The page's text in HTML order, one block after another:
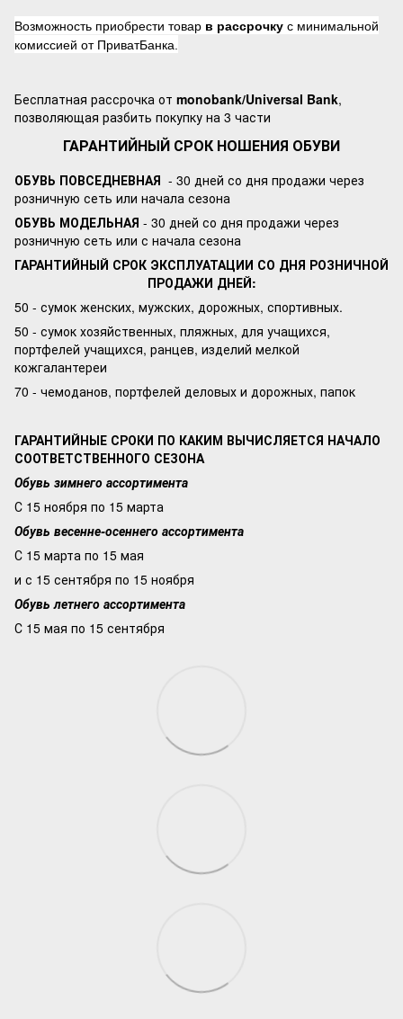
Возможность приобрести товар в рассрочку с минимальной
комиссией от ПриватБанка.
Бесплатная рассрочка от monobank/Universal Bank,
позволяющая разбить покупку на 3 части
ГАРАНТИЙНЫЙ СРОК НОШЕНИЯ ОБУВИ
ОБУВЬ ПОВСЕДНЕВНАЯ - 30 дней со дня продажи через
розничную сеть или начала сезона
ОБУВЬ МОДЕЛЬНАЯ - 30 дней со дня продажи через
розничную сеть или с начала сезона
ГАРАНТИЙНЫЙ СРОК ЭКСПЛУАТАЦИИ СО ДНЯ РОЗНИЧНОЙ
ПРОДАЖИ ДНЕЙ:
50 - сумок женских, мужских, дорожных, спортивных.
50 - сумок хозяйственных, пляжных, для учащихся,
портфелей учащихся, ранцев, изделий мелкой
кожгалантереи
70 - чемоданов, портфелей деловых и дорожных, папок
ГАРАНТИЙНЫЕ СРОКИ ПО КАКИМ ВЫЧИСЛЯЕТСЯ НАЧАЛО
СООТВЕТСТВЕННОГО СЕЗОНА
Обувь зимнего ассортимента
С 15 ноября по 15 марта
Обувь весенне-осеннего ассортимента
С 15 марта по 15 мая
и с 15 сентября по 15 ноября
Обувь летнего ассортимента
С 15 мая по 15 сентября